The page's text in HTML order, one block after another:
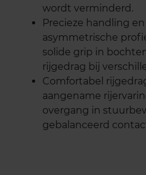
wordt verminderd.
Precieze handling
asymmetrische
solide grip in
rijgedrag bij
Comfortabel
aangename
overgang in
gebalanceerd